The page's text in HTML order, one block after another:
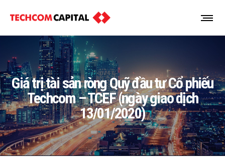
Giá trị tài sản ròng Quỹ đầu tư Cổ phiếu
Techcom – TCEF (ngày giao dịch
13/01/2020)